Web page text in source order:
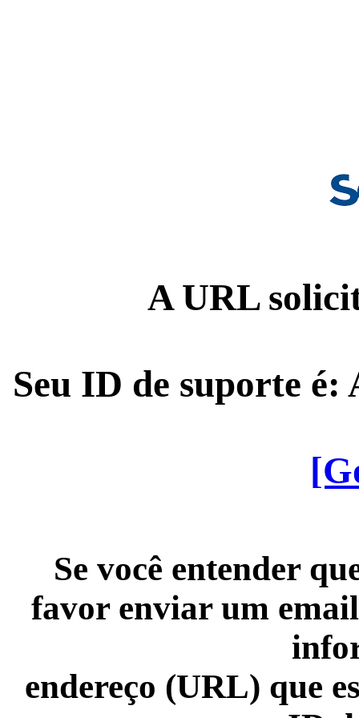
A URL
Seu ID de suporte é:
Se você entender
favor enviar um
endereço (URL) que